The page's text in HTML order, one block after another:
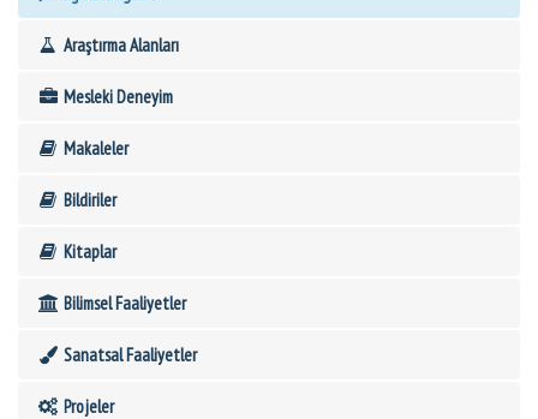
Araştırma Alanları
Mesleki Deneyim
Makaleler
Bildiriler
Kitaplar
Bilimsel Faaliyetler
Sanatsal Faaliyetler
Projeler